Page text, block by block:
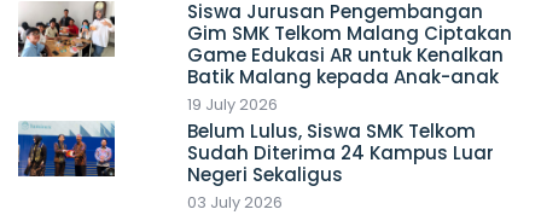
Siswa Jurusan Pengembangan
Gim SMK Telkom Malang Ciptakan
Game Edukasi AR untuk Kenalkan
Batik Malang kepada Anak-anak
19 July 2026
Belum Lulus, Siswa SMK Telkom
Sudah Diterima 24 Kampus Luar
Negeri Sekaligus
03 July 2026